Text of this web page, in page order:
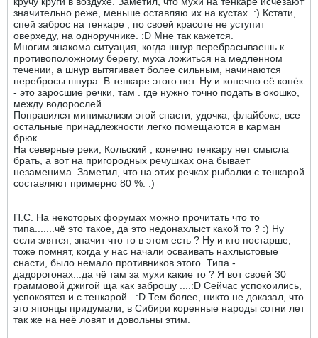
значительно реже, меньше оставляю их на кустах. :) Кстати,
спей заброс на тенкаре , по своей красоте не уступит
оверхеду, на одноручнике. :D Мне так кажется.
Многим знакома ситуация, когда шнур перебрасываешь к
противоположному берегу, муха ложиться на медленном
течении, а шнур вытягивает более сильным, начинаются
перебросы шнура. В тенкаре этого нет. Ну и конечно её конёк
- это заросшие речки, там . где нужно точно подать в окошко,
между водорослей.
Понравился минимализм этой снасти, удочка, флайбокс, все
остальные принадлежности легко помещаются в карман
брюк.
На северные реки, Кольский , конечно тенкару нет смысла
брать, а вот на пригородных речушках она бывает
незаменима. Заметил, что на этих речках рыбалки с тенкарой
составляют примерно 80 %. :)
П.С. На некоторых форумах можно прочитать что то
типа.......чё это такое, да это недонахлыст какой то ? :) Ну
если злятся, значит что то в этом есть ? Ну и кто постарше,
тоже помнят, когда у нас начали осваивать нахлыстовые
снасти, было немало противников этого. Типа -
дадорогонах...да чё там за мухи какие то ? Я вот своей 30
граммовой джигой ща как заброшу ....:D Сейчас успокоились,
успокоятся и с тенкарой . :D Тем более, никто не доказал, что
это японцы придумали, в Сибири коренные народы сотни лет
так же на неё ловят и довольны этим.